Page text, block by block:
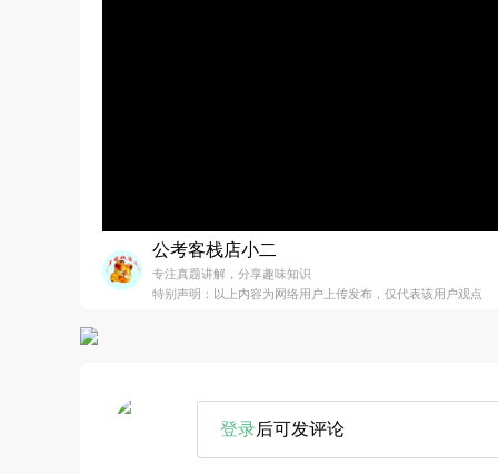
公考客栈店小二
专注真题讲解，分享趣味知识
特别声明：以上内容为网络用户上传发布，仅代表该用户观点
登录后可发评论